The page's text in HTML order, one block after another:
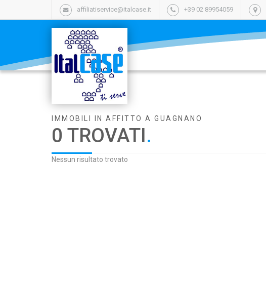
affiliatiservice@italcase.it +39 02 89954059
IMMOBILI IN AFFITTO A GUAGNANO
0 TROVATI.
Nessun risultato trovato